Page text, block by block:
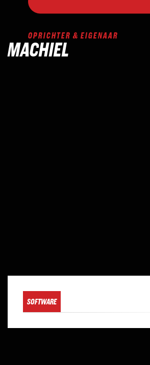
OPRICHTER & EIGENAAR
MACHIEL
SOFTWARE